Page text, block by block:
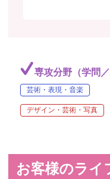
専攻分野（学問／
芸術・表現・音楽
デザイン・芸術・写真
お客様のライ